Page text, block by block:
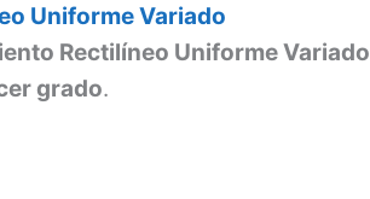
Uniforme Variado
Rectilíneo Uniforme Variado
grado.